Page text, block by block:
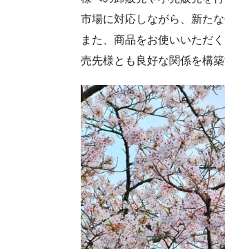
市場に対応しながら、新た
また、商品をお使いいただ
売先様とも良好な関係を構